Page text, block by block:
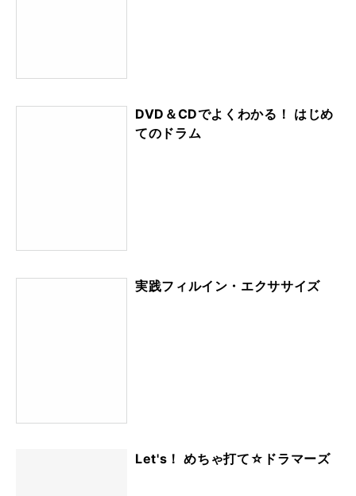
DVD＆CDでよくわかる！ はじめ
てのドラム
実践フィルイン・エクササイズ
Let's！ めちゃ打て☆ドラマーズ